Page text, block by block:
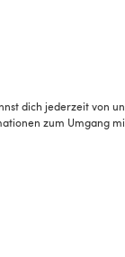
dich jederzeit von
zum Umgang